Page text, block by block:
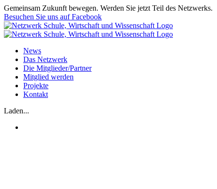
Zum
Inhalt
springen
Gemeinsam Zukunft bewegen. Werden Sie jetzt Teil des Netzwerks.
Besuchen Sie uns auf Facebook
News
Das Netzwerk
Die Mitglieder/Partner
Mitglied werden
Projekte
Kontakt
Laden...